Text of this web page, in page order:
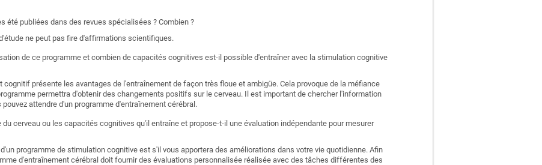
été publiées dans des revues spécialisées ? Combien ?
ne peut pas fire d'affirmations scientifiques.
de ce programme et combien de capacités cognitives est-il possible d'entraîner avec la stimulation cognitive
cognitif présente les avantages de l'entraînement de façon très floue et ambigüe. Cela provoque de la méfiance
permettra d'obtenir des changements positifs sur le cerveau. Il est important de chercher l'information
attendre d'un programme d'entraînement cérébral.
cerveau ou les capacités cognitives qu'il entraîne et propose-t-il une évaluation indépendante pour mesurer
programme de stimulation cognitive est s'il vous apportera des améliorations dans votre vie quotidienne. Afin
d'entraînement cérébral doit fournir des évaluations personnalisée réalisée avec des tâches différentes des